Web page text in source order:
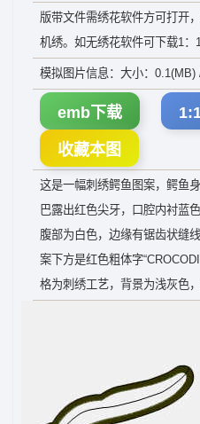
版带文件需绣花软件方可打开
机绣。如无绣花软件可下载1：
模拟图片信息：大小：
emb下载
收藏本图
这是一幅刺绣鳄鱼图案，鳄鱼
巴露出红色尖牙，口腔内衬蓝
腹部为白色，边缘有锯齿状缝
案下方是红色粗体字
格为刺绣工艺，背景为浅灰色